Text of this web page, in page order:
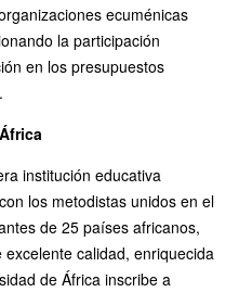
ecuménicas
la participación
en los presupuestos
institución educativa
los metodistas unidos en el
de 25 países africanos,
calidad, enriquecida
de África inscribe a